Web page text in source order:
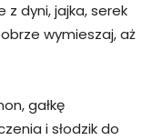
dyni, jajka, serek
wymieszaj, aż
gałkę
i słodzik do